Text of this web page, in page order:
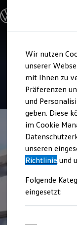
Hauptinhalt
springen
Footer
springen
Modelle und
Modelle
ENERGY
SUV und
Kombis
Schnell
Angebote und
Aktuelle
E-Auto-
Junge
Zubehör-
Verkauf und
Knubel
4.7
Wir nutzen
unserer
mit Ihnen zu
Präferenzen
und
geben. Diese
im Cookie
unseren
Richtlinie und
Folgende
eingesetzt: